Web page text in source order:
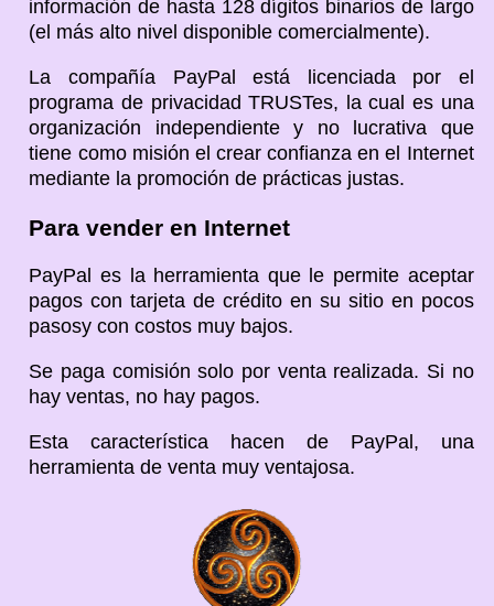
información de hasta 128 dígitos binarios de largo
(el más alto nivel disponible comercialmente).
La compañía PayPal está licenciada por el
programa de privacidad TRUSTes, la cual es una
organización independiente y no lucrativa que
tiene como misión el crear confianza en el Internet
mediante la promoción de prácticas justas.
Para vender en Internet
PayPal es la herramienta que le permite aceptar
pagos con tarjeta de crédito en su sitio en pocos
pasosy con costos muy bajos.
Se paga comisión solo por venta realizada. Si no
hay ventas, no hay pagos.
Esta característica hacen de PayPal, una
herramienta de venta muy ventajosa.